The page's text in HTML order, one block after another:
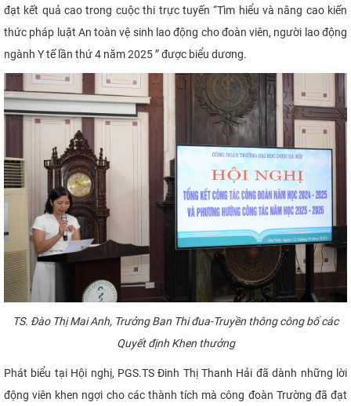
đạt kết quả cao trong cuộc thi trực tuyến “Tìm hiểu và nâng cao kiến
thức pháp luật An toàn vệ sinh lao động cho đoàn viên, người lao động
ngành Y tế lần thứ 4 năm 2025 ” được biểu dương.
TS. Đào Thị Mai Anh, Trưởng Ban Thi đua-Truyền thông công bố các
Quyết định Khen thưởng
Phát biểu tại Hội nghị, PGS.TS Đinh Thị Thanh Hải đã dành những lời
động viên khen ngợi cho các thành tích mà công đoàn Trường đã đạt